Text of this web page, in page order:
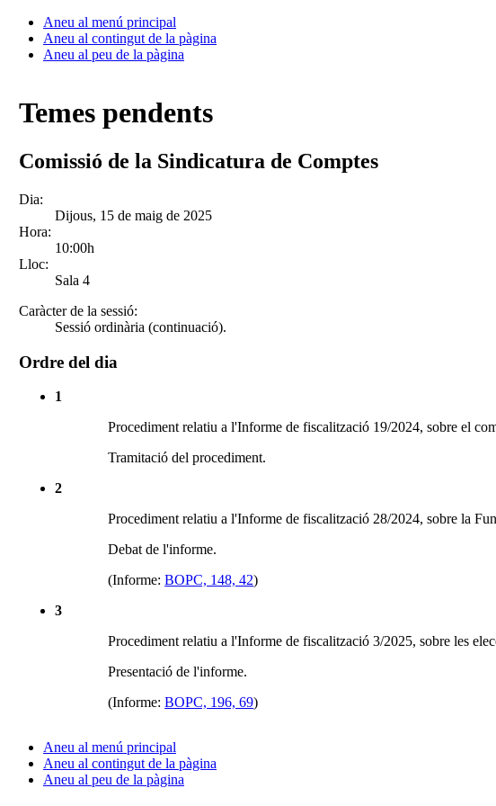
Aneu al menú principal
Aneu al contingut de la pàgina
Aneu al peu de la pàgina
Temes pendents
Comissió de la Sindicatura de Comptes
Dia:
Dijous, 15 de maig de 2025
Hora:
10:00h
Lloc:
Sala 4
Caràcter de la sessió:
Sessió ordinària (continuació).
Ordre del dia
1
Procediment relatiu a l'Informe de fiscalització 19/2024, sobre el
Tramitació del procediment.
2
Procediment relatiu a l'Informe de fiscalització 28/2024, sobre la
Debat de l'informe.
(Informe:BOPC, 148, 42)
3
Procediment relatiu a l'Informe de fiscalització 3/2025, sobre les
Presentació de l'informe.
(Informe:BOPC, 196, 69)
Aneu al menú principal
Aneu al contingut de la pàgina
Aneu al peu de la pàgina